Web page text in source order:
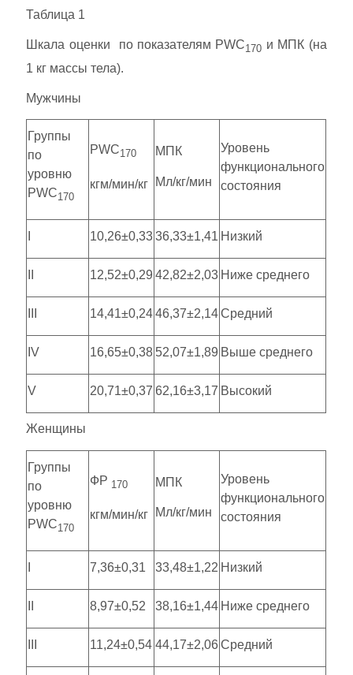
Таблица 1
Шкала оценки по показателям PWC170 и МПК (на
1 кг массы тела).
Мужчины
Группы
по
уровню
PWC170
PWC170
кгм/мин/кг
МПК
Мл/кг/мин
Уровень
функционального
состояния
10,26±0,33 36,33±1,41 Низкий
12,52±0,29 42,82±2,03 Ниже среднего
14,41±0,24 46,37±2,14 Средний
IV 16,65±0,38 52,07±1,89 Выше среднего
V 20,71±0,37 62,16±3,17 Высокий
Женщины
Группы
по
уровню
PWC170
ФР 170
кгм/мин/кг
МПК
Мл/кг/мин
Уровень
функционального
состояния
7,36±0,31 33,48±1,22 Низкий
8,97±0,52 38,16±1,44 Ниже среднего
11,24±0,54 44,17±2,06 Средний